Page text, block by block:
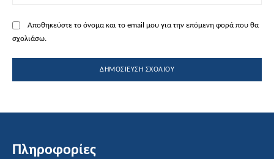
Αποθηκεύστε το όνομα και το email μου για την επόμενη φορά που θα
σχολιάσω.
Πληροφορίες